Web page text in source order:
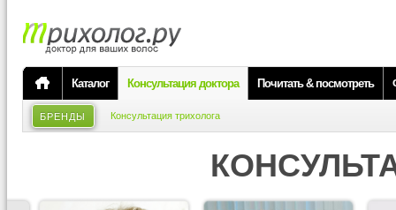
Каталог Консультация доктора Почитать & посмотреть
БРЕНДЫ Консультация трихолога